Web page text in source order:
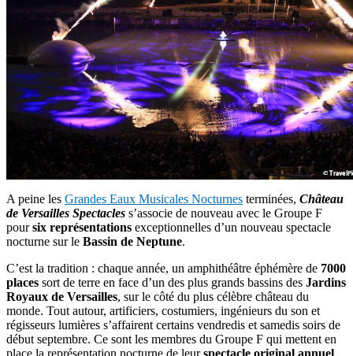
A peine les Grandes Eaux Musicales Nocturnes terminées, Château
de Versailles Spectacles s’associe de nouveau avec le Groupe F
poursix représentations exceptionnelles d’un nouveau spectacle
nocturne sur le Bassin de Neptune.
C’est la tradition : chaque année, un amphithéâtre éphémère de 7000
places sort de terre en face d’un des plus grands bassins des Jardins
Royaux de Versailles, sur le côté du plus célèbre château du
monde. Tout autour, artificiers, costumiers, ingénieurs du son et
régisseurs lumières s’affairent certains vendredis et samedis soirs de
début septembre. Ce sont les membres du Groupe F qui mettent en
place la représentation nocturne de leurspectacle original annuel.